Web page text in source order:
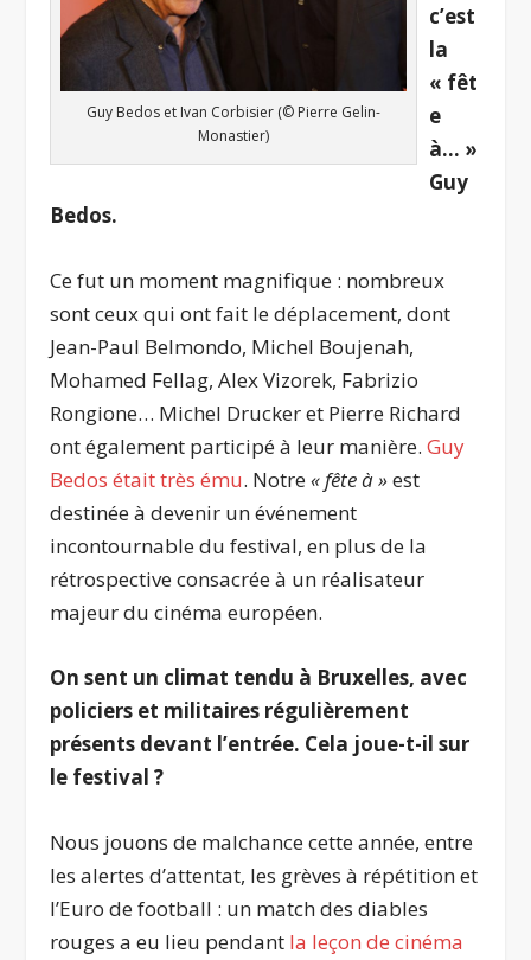
Guy Bedos et Ivan Corbisier (© Pierre Gelin-
Monastier)
c’est
la
« fêt
e
à… »
Guy
Bedos.
Ce fut un moment magnifique : nombreux
sont ceux qui ont fait le déplacement, dont
Jean-Paul Belmondo, Michel Boujenah,
Mohamed Fellag, Alex Vizorek, Fabrizio
Rongione… Michel Drucker et Pierre Richard
ont également participé à leur manière.Guy
Bedos était très ému. Notre« fête à »est
destinée à devenir un événement
incontournable du festival, en plus de la
rétrospective consacrée à un réalisateur
majeur du cinéma européen.
On sent un climat tendu à Bruxelles, avec
policiers et militaires régulièrement
présents devant l’entrée. Cela joue-t-il sur
le festival ?
Nous jouons de malchance cette année, entre
les alertes d’attentat, les grèves à répétition et
l’Euro de football : un match des diables
rouges a eu lieu pendant la leçon de cinéma